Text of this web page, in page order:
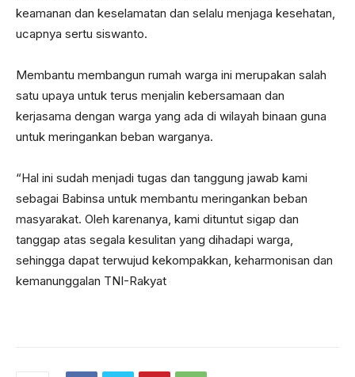
keamanan dan keselamatan dan selalu menjaga kesehatan,
ucapnya sertu siswanto.
Membantu membangun rumah warga ini merupakan salah
satu upaya untuk terus menjalin kebersamaan dan
kerjasama dengan warga yang ada di wilayah binaan guna
untuk meringankan beban warganya.
“Hal ini sudah menjadi tugas dan tanggung jawab kami
sebagai Babinsa untuk membantu meringankan beban
masyarakat. Oleh karenanya, kami dituntut sigap dan
tanggap atas segala kesulitan yang dihadapi warga,
sehingga dapat terwujud kekompakkan, keharmonisan dan
kemanunggalan TNI-Rakyat